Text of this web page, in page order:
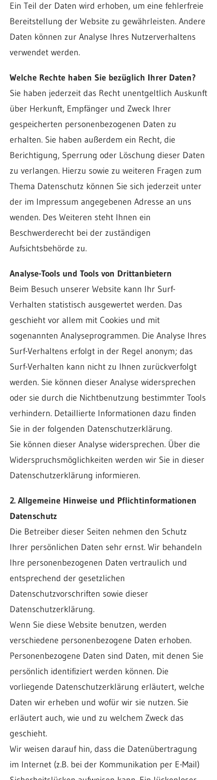
Ein Teil der Daten wird erhoben, um eine fehlerfreie
Bereitstellung der Website zu gewährleisten. Andere
Daten können zur Analyse Ihres Nutzerverhaltens
verwendet werden.
Welche Rechte haben Sie bezüglich Ihrer Daten?
Sie haben jederzeit das Recht unentgeltlich Auskunft
über Herkunft, Empfänger und Zweck Ihrer
gespeicherten personenbezogenen Daten zu
erhalten. Sie haben außerdem ein Recht, die
Berichtigung, Sperrung oder Löschung dieser Daten
zu verlangen. Hierzu sowie zu weiteren Fragen zum
Thema Datenschutz können Sie sich jederzeit unter
der im Impressum angegebenen Adresse an uns
wenden. Des Weiteren steht Ihnen ein
Beschwerderecht bei der zuständigen
Aufsichtsbehörde zu.
Analyse-Tools und Tools von Drittanbietern
Beim Besuch unserer Website kann Ihr Surf-
Verhalten statistisch ausgewertet werden. Das
geschieht vor allem mit Cookies und mit
sogenannten Analyseprogrammen. Die Analyse Ihres
Surf-Verhaltens erfolgt in der Regel anonym; das
Surf-Verhalten kann nicht zu Ihnen zurückverfolgt
werden. Sie können dieser Analyse widersprechen
oder sie durch die Nichtbenutzung bestimmter Tools
verhindern. Detaillierte Informationen dazu finden
Sie in der folgenden Datenschutzerklärung.
Sie können dieser Analyse widersprechen. Über die
Widerspruchsmöglichkeiten werden wir Sie in dieser
Datenschutzerklärung informieren.
2. Allgemeine Hinweise und Pflichtinformationen
Datenschutz
Die Betreiber dieser Seiten nehmen den Schutz
Ihrer persönlichen Daten sehr ernst. Wir behandeln
Ihre personenbezogenen Daten vertraulich und
entsprechend der gesetzlichen
Datenschutzvorschriften sowie dieser
Datenschutzerklärung.
Wenn Sie diese Website benutzen, werden
verschiedene personenbezogene Daten erhoben.
Personenbezogene Daten sind Daten, mit denen Sie
persönlich identifiziert werden können. Die
vorliegende Datenschutzerklärung erläutert, welche
Daten wir erheben und wofür wir sie nutzen. Sie
erläutert auch, wie und zu welchem Zweck das
geschieht.
Wir weisen darauf hin, dass die Datenübertragung
im Internet (z.B. bei der Kommunikation per E-Mail)